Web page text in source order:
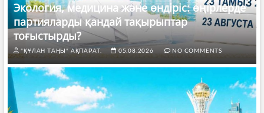
Экология, медицина және өндіріс: өңірлерде
партияларды қандай тақырыптар
тоғыстырды?
"ҚҰЛАН ТАҢЫ" АҚПАРАТ. 05.08.2026 NO COMMENTS